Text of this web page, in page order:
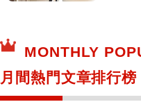
MONTHLY
月間熱門文章排行榜